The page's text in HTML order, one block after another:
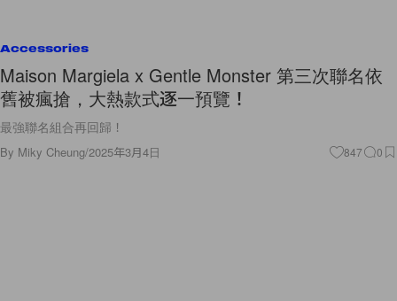
Accessories
Maison Margiela x Gentle Monster 第三次聯名依
舊被瘋搶，大熱款式逐一預覽！
最強聯名組合再回歸！
By Miky Cheung/2025年3月4日 847 0